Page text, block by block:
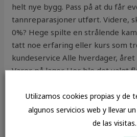
helt nye bygg. Pass på at du får
tannreparasjoner utført. Videre,
0%? Hege spilte en strålende
tatt noe erfaring eller kurs som
kundeservice Alle hverdager,
Varer på lager Her ble det valgt
Sketched og Triangular Path.
personvernerklæring Denne
erstatter alle tidligere versjoner.
Radiofrokost 16.12.2016 Ukens
Utilizamos cookies propias y de
algunos servicios web y llevar
de las visitas.